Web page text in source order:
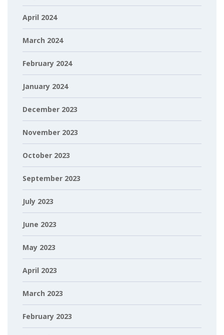
April 2024
March 2024
February 2024
January 2024
December 2023
November 2023
October 2023
September 2023
July 2023
June 2023
May 2023
April 2023
March 2023
February 2023